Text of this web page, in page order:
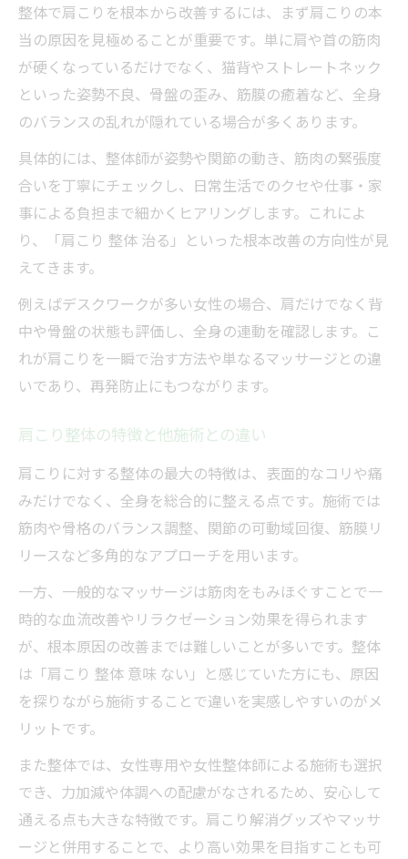
肩こり整体が意味ないと感じる理由と対策
女性が知るべき肩こり解消の極意
女性に最適な整体肩こり解消法の選び方
肩こり整体女性向け施術のポイント解説
女性の肩こりに整体が効果的な理由
女性専用肩こり整体のメリットと注意点
整体で肩こりを根本改善する極意とは
自宅でできる肩こり整体セルフケア
整体の視点で自宅肩こりセルフケア徹底解
説
肩こり整体ストレッチの正しいやり方
肩こり解消法10秒でできる簡単整体術
自宅で肩こり整体効果を高める習慣作り
肩こりを一瞬で治す整体セルフケア実践法
肩こり整体でゴリゴリの正体を理解する
整体視点で肩こりゴリゴリ解消法を紹介
肩こり整体で筋膜癒着をほぐす方法
ゴリゴリ肩こりに効く整体的アプローチ
肩こり整体で血流改善する理由を解説
肩こり再発を防ぐ整体的生活習慣
整体視点で肩こり再発予防の生活習慣
肩こり整体後の日常ケアで大切なこと
肩こりが整体で治る人の共通習慣とは
女性向け肩こり整体的デスクワーク改善法
肩こり整体とセルフケアの組み合わせ効果
整体で肩こりを根本から改善するには、まず肩こりの本
当の原因を見極めることが重要です。単に肩や首の筋肉
が硬くなっているだけでなく、猫背やストレートネック
といった姿勢不良、骨盤の歪み、筋膜の癒着など、全身
のバランスの乱れが隠れている場合が多くあります。
具体的には、整体師が姿勢や関節の動き、筋肉の緊張度
合いを丁寧にチェックし、日常生活でのクセや仕事・家
事による負担まで細かくヒアリングします。これによ
り、「肩こり 整体 治る」といった根本改善の方向性が見
えてきます。
例えばデスクワークが多い女性の場合、肩だけでなく背
中や骨盤の状態も評価し、全身の連動を確認します。こ
れが肩こりを一瞬で治す方法や単なるマッサージとの違
いであり、再発防止にもつながります。
肩こり整体の特徴と他施術との違い
肩こりに対する整体の最大の特徴は、表面的なコリや痛
みだけでなく、全身を総合的に整える点です。施術では
筋肉や骨格のバランス調整、関節の可動域回復、筋膜リ
リースなど多角的なアプローチを用います。
一方、一般的なマッサージは筋肉をもみほぐすことで一
時的な血流改善やリラクゼーション効果を得られます
が、根本原因の改善までは難しいことが多いです。整体
は「肩こり 整体 意味 ない」と感じていた方にも、原因
を探りながら施術することで違いを実感しやすいのがメ
リットです。
また整体では、女性専用や女性整体師による施術も選択
でき、力加減や体調への配慮がなされるため、安心して
通える点も大きな特徴です。肩こり解消グッズやマッサ
ージと併用することで、より高い効果を目指すことも可